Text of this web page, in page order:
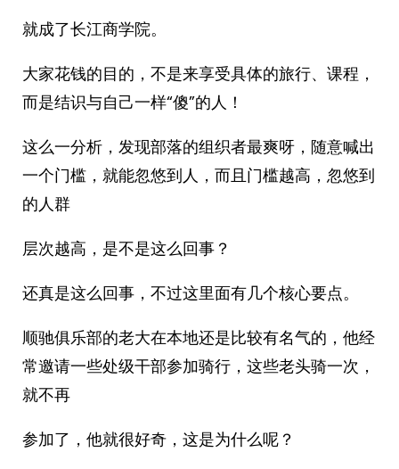
就成了长江商学院。
大家花钱的目的，不是来享受具体的旅行、课程，
而是结识与自己一样“傻”的人！
这么一分析，发现部落的组织者最爽呀，随意喊出
一个门槛，就能忽悠到人，而且门槛越高，忽悠到
的人群
层次越高，是不是这么回事？
还真是这么回事，不过这里面有几个核心要点。
顺驰俱乐部的老大在本地还是比较有名气的，他经
常邀请一些处级干部参加骑行，这些老头骑一次，
就不再
参加了，他就很好奇，这是为什么呢？